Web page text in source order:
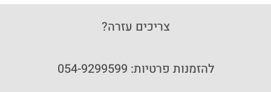
צריכים עזרה?
להזמנות פרטיות: 054-9299599